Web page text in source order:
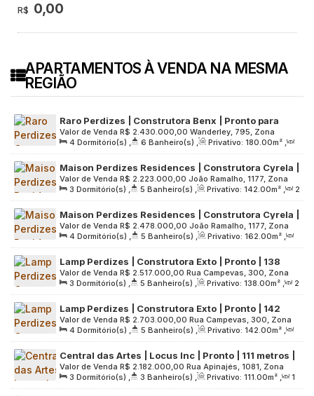
R$ 0,00
APARTAMENTOS À VENDA NA MESMA
REGIÃO
Raro Perdizes | Construtora Benx | Pronto para
morar | 180 metros | 04 suítes | 03 vagas
R$ 2.430.000,00
Valor de Venda
Wanderley, 795, Zona
Oeste, 05011-001, Perdizes, São Paulo, São Paulo, Brasil
4 Dormitório(s) , 6 Banheiro(s) , Privativo: 180.00m² ,
2 Sala(s) , 4 Suíte(s) , 3 Vaga(s) , Útil: 180.00m² ,
Terreno: 2161.00m²
Maison Perdizes Residences | Construtora Cyrela |
Pronto | 142 metros | 03 suítes | 02 vagas
R$ 2.223.000,00
Valor de Venda
João Ramalho, 1177, Zona
Oeste, 05008-002, Perdizes, São Paulo, São Paulo, Brasil
3 Dormitório(s) , 5 Banheiro(s) , Privativo: 142.00m² ,
2
Sala(s) , 3 Suíte(s) , 2 Vaga(s) , Útil: 142.00m² ,
Terreno: 2750.00m²
Maison Perdizes Residences | Construtora Cyrela |
Pronto | 162 metros | 04 dormitórios | 02 suítes |
02 vagas
R$ 2.478.000,00
Valor de Venda
João Ramalho, 1177, Zona
Oeste, 05008-002, Perdizes, São Paulo, São Paulo, Brasil
4 Dormitório(s) , 5 Banheiro(s) , Privativo: 162.00m² ,
2 Sala(s) , 2 Suíte(s) , 2 Vaga(s) , Útil: 162.00m² ,
Terreno: 2750.00m²
Lamp Perdizes | Construtora Exto | Pronto | 138
metros | 03 suítes | varanda social | 02 vagas
R$ 2.517.000,00
Valor de Venda
Rua Campevas, 300, Zona
Oeste, 05016-010, Perdizes, São Paulo, São Paulo, Brasil
3 Dormitório(s) , 5 Banheiro(s) , Privativo: 138.00m² ,
2
Sala(s) , 3 Suíte(s) , 2 Vaga(s) , Útil: 138.00m² ,
Terreno: 2000.00 m²
Lamp Perdizes | Construtora Exto | Pronto | 142
metros | 04 suítes | varanda social | 02 vagas
R$ 2.703.000,00
Valor de Venda
Rua Campevas, 300, Zona
Oeste, 05016-010, Perdizes, São Paulo, São Paulo, Brasil
4 Dormitório(s) , 5 Banheiro(s) , Privativo: 142.00m² ,
2 Sala(s) , 4 Suíte(s) , 2 Vaga(s) , Útil: 142.00m² ,
Terreno:
2000 .00m²
Central das Artes | Locus Inc | Pronto | 111 metros |
03 dormitórios | suíte | varanda gourmet | 02
vagas
R$ 2.182.000,00
Valor de Venda
Rua Apinajés, 1081, Zona
Oeste, 05017-000, Perdizes, São Paulo, São Paulo, Brasil
3 Dormitório(s) , 3 Banheiro(s) , Privativo: 111.00m² ,
1
Sala(s) , 1 Suíte(s) , 2 Vaga(s) , Útil: 111.00m² ,
Terreno: